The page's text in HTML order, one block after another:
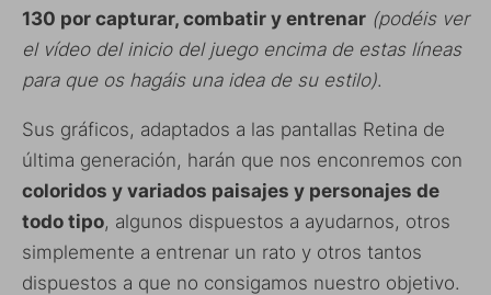
130 por capturar, combatir y entrenar (podéis ver
el vídeo del inicio del juego encima de estas líneas
para que os hagáis una idea de su estilo).
Sus gráficos, adaptados a las pantallas Retina de
última generación, harán que nos enconremos con
coloridos y variados paisajes y personajes de
todo tipo, algunos dispuestos a ayudarnos, otros
simplemente a entrenar un rato y otros tantos
dispuestos a que no consigamos nuestro objetivo.